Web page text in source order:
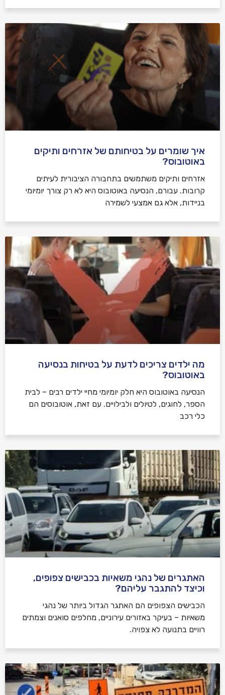
איך שומרים על בטיחותם של אזרחים ותיקים
באוטובוס?
אזרחים ותיקים משתמשים בתחבורה הציבורית לעיתים
קרובות. עבורם, הנסיעה באוטובוס היא לא רק צורך יומיומי
בניידות, אלא גם אמצעי לשמירה
מה ילדים צריכים לדעת על בטיחות בנסיעה
באוטובוס?
הנסיעה באוטובוס היא חלק יומיומי מחיי ילדים רבים – לבית
הספר, לחוגים, לטיולים ולבילויים. עם זאת, אוטובוסים הם
כלי רכב
האתגרים של נהגי משאיות בכבישים צפופים,
וכיצד להתגבר עליהם?
הכבישים הצפופים הם האתגר הגדול ביותר של נהגי
משאיות – בעיקר באזורים עירוניים, מחלפים סואנים וצמתים
רוויים בתנועה לא צפויה.